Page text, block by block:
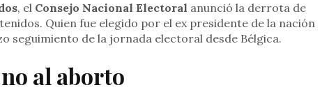
, el Consejo Nacional Electoral anunció la derrota de
Quien fue elegido por el ex presidente de la nación
seguimiento de la jornada electoral desde Bélgica.
al aborto